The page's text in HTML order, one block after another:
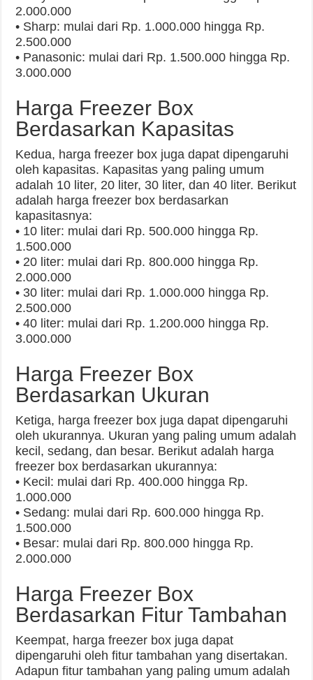
2.000.000
• Sharp: mulai dari Rp. 1.000.000 hingga Rp.
2.500.000
• Panasonic: mulai dari Rp. 1.500.000 hingga Rp.
3.000.000
Harga Freezer Box
Berdasarkan Kapasitas
Kedua, harga freezer box juga dapat dipengaruhi
oleh kapasitas. Kapasitas yang paling umum
adalah 10 liter, 20 liter, 30 liter, dan 40 liter. Berikut
adalah harga freezer box berdasarkan
kapasitasnya:
• 10 liter: mulai dari Rp. 500.000 hingga Rp.
1.500.000
• 20 liter: mulai dari Rp. 800.000 hingga Rp.
2.000.000
• 30 liter: mulai dari Rp. 1.000.000 hingga Rp.
2.500.000
• 40 liter: mulai dari Rp. 1.200.000 hingga Rp.
3.000.000
Harga Freezer Box
Berdasarkan Ukuran
Ketiga, harga freezer box juga dapat dipengaruhi
oleh ukurannya. Ukuran yang paling umum adalah
kecil, sedang, dan besar. Berikut adalah harga
freezer box berdasarkan ukurannya:
• Kecil: mulai dari Rp. 400.000 hingga Rp.
1.000.000
• Sedang: mulai dari Rp. 600.000 hingga Rp.
1.500.000
• Besar: mulai dari Rp. 800.000 hingga Rp.
2.000.000
Harga Freezer Box
Berdasarkan Fitur Tambahan
Keempat, harga freezer box juga dapat
dipengaruhi oleh fitur tambahan yang disertakan.
Adapun fitur tambahan yang paling umum adalah